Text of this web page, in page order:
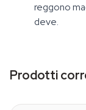
reggono
deve.
Prodotti